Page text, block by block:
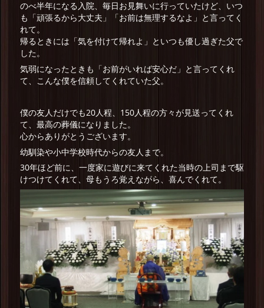
のべ半年になる入院、毎日お見舞いに行っていたけど、いつ
も「頑張るから大丈夫」「お前は無理するなよ」と言ってく
れて。
帰るときには「気を付けて帰れよ」といつも優し過ぎた父で
した。
気弱になったときも「お前がいれば安心だ」と言ってくれ
て、こんな僕を信頼してくれていた父。
僕の友人だけでも20人程、150人程の方々が見送ってくれ
て、最高の葬儀になりました。
心からありがとうございます。
幼馴染や小中学校時代からの友人まで。
30年ほど前に、一度家に遊びに来てくれた当時の上司まで駆
けつけてくれて、母もうろ覚えながら、喜んでくれて。